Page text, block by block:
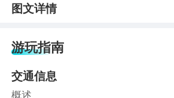
图文详情
游玩指南
交通信息
概述